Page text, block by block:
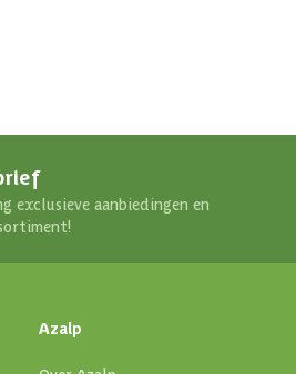
exclusieve aanbiedingen en
Azalp